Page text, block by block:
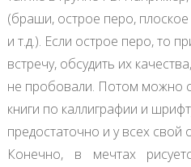
(браши, острое перо,
и т.д.). Если острое перо, то
встречу, обсудить их
не пробовали. Потом можно
книги по каллиграфии и
предостаточно и у всех свой
Конечно, в мечтах